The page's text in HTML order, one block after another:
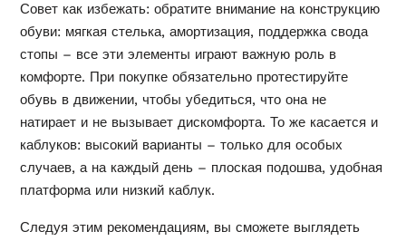
Совет как избежать: обратите внимание на конструкцию
обуви: мягкая стелька, амортизация, поддержка свода
стопы – все эти элементы играют важную роль в
комфорте. При покупке обязательно протестируйте
обувь в движении, чтобы убедиться, что она не
натирает и не вызывает дискомфорта. То же касается и
каблуков: высокий варианты – только для особых
случаев, а на каждый день – плоская подошва, удобная
платформа или низкий каблук.
Следуя этим рекомендациям, вы сможете выглядеть